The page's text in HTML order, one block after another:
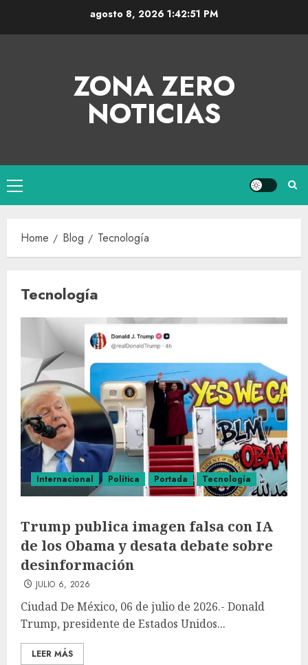
agosto 8, 2026 1:42:52 PM
ZONA ZERO
NOTICIAS
Home Blog Tecnología
Tecnología
Internacional Política Portada Tecnología
Trump publica imagen falsa con IA
de los Obama y desata debate sobre
desinformación
JULIO 6, 2026
Ciudad De México, 06 de julio de 2026.- Donald
Trump, presidente de Estados Unidos...
LEER MÁS